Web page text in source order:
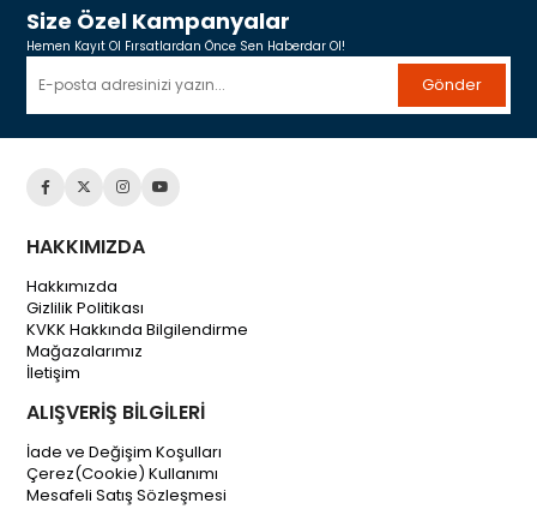
Size Özel Kampanyalar
Hemen Kayıt Ol Fırsatlardan Önce Sen Haberdar Ol!
Gönder
HAKKIMIZDA
Hakkımızda
Gizlilik Politikası
KVKK Hakkında Bilgilendirme
Mağazalarımız
İletişim
ALIŞVERİŞ BİLGİLERİ
İade ve Değişim Koşulları
Çerez(Cookie) Kullanımı
Mesafeli Satış Sözleşmesi